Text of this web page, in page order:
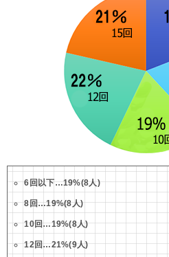
6回以下…19%(8人)
8回…19%(8人)
10回…19%(8人)
12回…21%(9人)